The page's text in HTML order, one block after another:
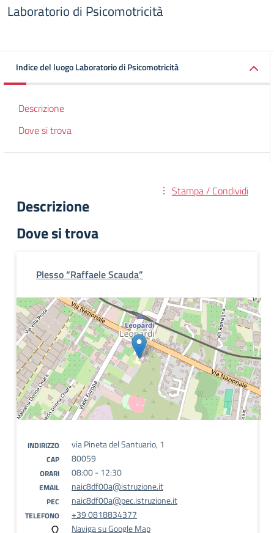
Laboratorio di Psicomotricità
Indice del luogo Laboratorio di Psicomotricità
Descrizione
Dove si trova
Stampa / Condividi
Descrizione
Dove si trova
Plesso “Raffaele Scauda”
INDIRIZZO via Pineta del Santuario, 1
CAP 80059
ORARI 08:00 - 12:30
EMAIL naic8df00a@istruzione.it
PEC naic8df00a@pec.istruzione.it
TELEFONO
+39 0818834377
Naviga su Google Map